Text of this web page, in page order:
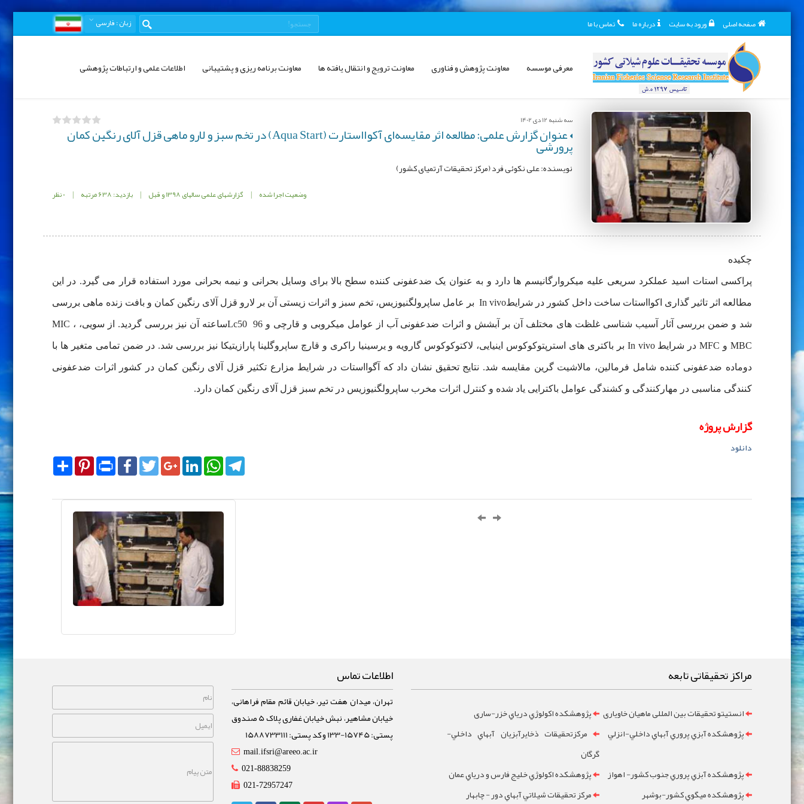
صفحه اصلی ورود به سایت درباره ما تماس با ما زبان: فارسی
معرفی موسسه معاونت پژوهش و فناوری معاونت ترویج و انتقال یافته ها معاونت برنامه ریزی و پشتیبانی اطلاعات علمی و ارتباطات پژوهشی
سه شنبه 12 دی 1402
عنوان گزارش علمی: مطالعه اثر مقایسه‌ای آکوااستارت (Aqua Start) در تخم سبز و لارو ماهی قزل آلای رنگین کمان پرورشی
نویسنده: علی نکوئی فرد (مرکز تحقیقات آرتمیای کشور)
وضعیت اجرا شده | گزارشهای علمی سالهای 1398 و قبل | بازدید: 638 مرتبه | 0 نظر
چکیده
پراکسی استات اسید عملکرد سریعی علیه میکروارگانیسم ها دارد و به عنوان یک ضدعفونی کننده سطح بالا برای وسایل بحرانی و نیمه بحرانی مورد استفاده قرار می گیرد. در این
مطالعه اثر تاثیر گذاری اکوااستات ساخت داخل کشور در شرایطIn vivo بر عامل ساپرولگنیوزیس، تخم سبز و اثرات زیستی آن بر لارو قزل آلای رنگین کمان و بافت زنده ماهی بررسی
شد و ضمن بررسی آثار آسیب شناسی غلظت های مختلف آن بر آبشش و اثرات ضدعفونی آب از عوامل میکروبی و قارچی و Lc50 96ساعته آن نیز بررسی گردید. از سویی، MIC ،
MBC و MFC در شرایط In vivo بر باکتری های استرپتوکوکوس اینیایی، لاکتوکوکوس گارویه و یرسینیا راکری و قارچ ساپروگلینا پارازیتیکا نیز بررسی شد. در ضمن تمامی متغیر ها با
دوماده ضدعفونی کننده شامل فرمالین، مالاشیت گرین مقایسه شد. نتایج تحقیق نشان داد که آگوااستات در شرایط مزارع تکثیر قزل آلای رنگین کمان در کشور اثرات ضدعفونی
کنندگی مناسبی در مهارکنندگی و کشندگی عوامل باکترایی یاد شده و کنترل اثرات مخرب ساپرولگنیوزیس در تخم سبز قزل آلای رنگین کمان دارد.
گزارش پروژه
دانلود
SharePinterest Print
FacebookTwitterGoogle+LinkedInWhatsAppTelegram
مراکز تحقیقاتی تابعه
انستیتو تحقیقات بین المللی ماهیان خاویاری
پژوهشکده اکولوژي درياي خزر-ساری
پژوهشکده آبزي پروري آبهاي داخلي-انزلي
مرکزتحقيقات ذخايرآبزيان آبهاي داخلي-
گرگان
پژوهشکده آبزي پروري جنوب کشور- اهواز
پژوهشکده اکولوژي خليج فارس و درياي عمان
پژوهشکده ميگوي کشور-بوشهر
مرکز تحقيقات شيلاتي آبهاي دور - چابهار
اطلاعات تماس
تهران، میدان هفت تیر، خیابان قائم مقام فراهانی،
خیابان مشاهیر، نبش خیابان غفاری پلاک 5 صندوق
پستی: 15745-133 و کد پستی: 1588733111
mail.ifsri@areeo.ac.ir
021-88838259
021-72957247